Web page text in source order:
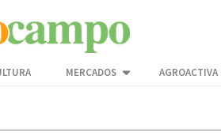
MERCADOS AGROACTIVA